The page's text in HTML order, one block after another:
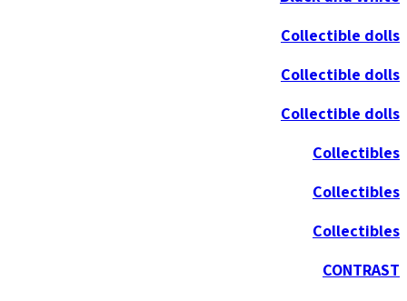
Collectible dolls
Collectible dolls
Collectible dolls
Collectibles
Collectibles
Collectibles
CONTRAST